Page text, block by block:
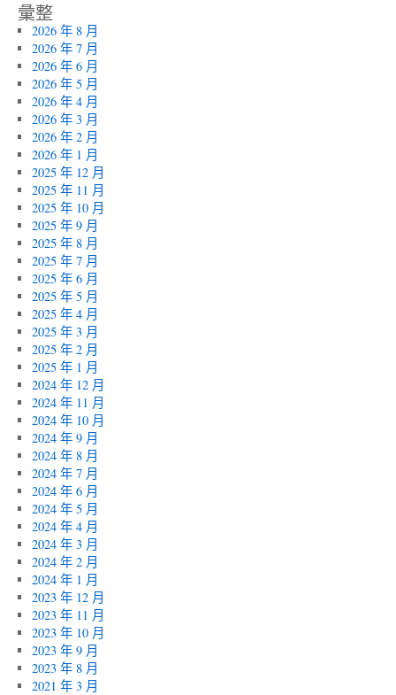
彙整
2026 年 8 月
2026 年 7 月
2026 年 6 月
2026 年 5 月
2026 年 4 月
2026 年 3 月
2026 年 2 月
2026 年 1 月
2025 年 12 月
2025 年 11 月
2025 年 10 月
2025 年 9 月
2025 年 8 月
2025 年 7 月
2025 年 6 月
2025 年 5 月
2025 年 4 月
2025 年 3 月
2025 年 2 月
2025 年 1 月
2024 年 12 月
2024 年 11 月
2024 年 10 月
2024 年 9 月
2024 年 8 月
2024 年 7 月
2024 年 6 月
2024 年 5 月
2024 年 4 月
2024 年 3 月
2024 年 2 月
2024 年 1 月
2023 年 12 月
2023 年 11 月
2023 年 10 月
2023 年 9 月
2023 年 8 月
2021 年 3 月